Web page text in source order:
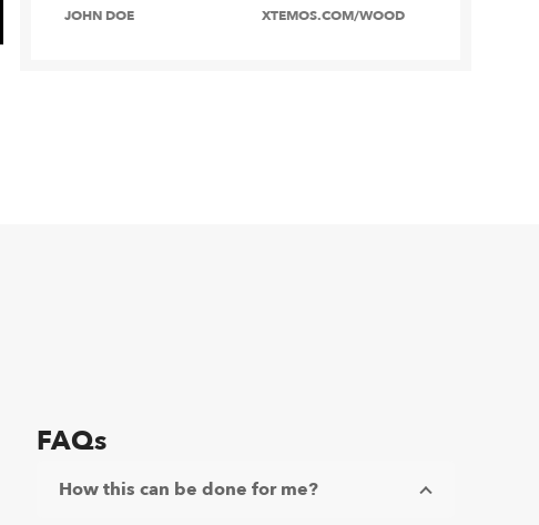
JOHN DOE XTEMOS.COM/WOOD
FAQs
How this can be done for me?